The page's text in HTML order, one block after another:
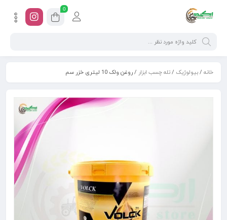
0
خانه /بیولوژیک /تله چسب ابزار / روغن ولک 10 لیتری خزر سم